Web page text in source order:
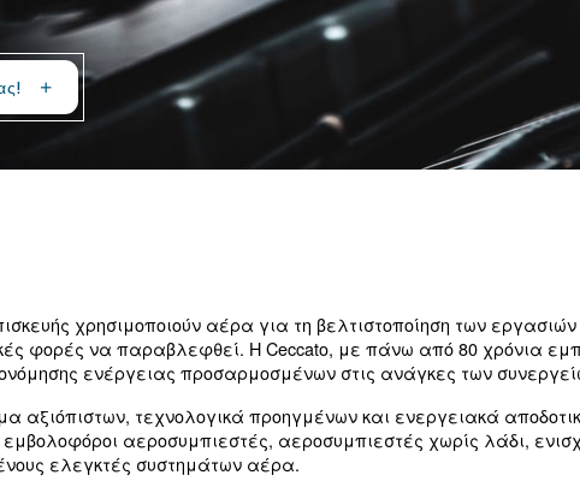
αέρα για διάφορες δραστηριότητες, όπως η ροή
λύσεις, εξασφαλίζοντας την ποσότητα και την
μας!